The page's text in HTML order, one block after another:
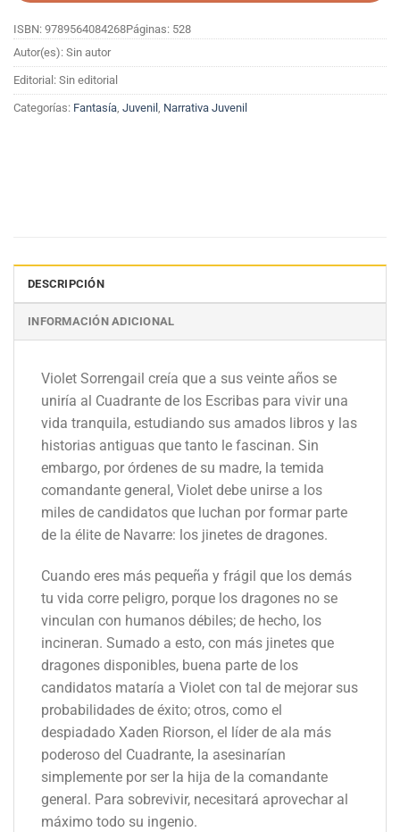
ISBN: 9789564084268Páginas: 528
Autor(es): Sin autor
Editorial: Sin editorial
Categorías: Fantasía, Juvenil , Narrativa Juvenil
DESCRIPCIÓN
INFORMACIÓN ADICIONAL
Violet Sorrengail creía que a sus veinte años se
uniría al Cuadrante de los Escribas para vivir una
vida tranquila, estudiando sus amados libros y las
historias antiguas que tanto le fascinan. Sin
embargo, por órdenes de su madre, la temida
comandante general, Violet debe unirse a los
miles de candidatos que luchan por formar parte
de la élite de Navarre: los jinetes de dragones.
Cuando eres más pequeña y frágil que los demás
tu vida corre peligro, porque los dragones no se
vinculan con humanos débiles; de hecho, los
incineran. Sumado a esto, con más jinetes que
dragones disponibles, buena parte de los
candidatos mataría a Violet con tal de mejorar sus
probabilidades de éxito; otros, como el
despiadado Xaden Riorson, el líder de ala más
poderoso del Cuadrante, la asesinarían
simplemente por ser la hija de la comandante
general. Para sobrevivir, necesitará aprovechar al
máximo todo su ingenio.